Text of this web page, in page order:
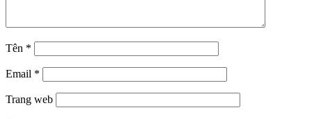
Tên *
Email *
Trang web